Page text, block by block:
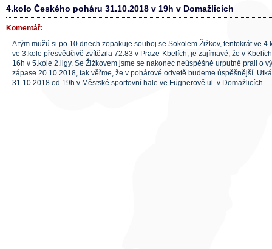
4.kolo Českého poháru 31.10.2018 v 19h v Domažlicích
Komentář:
A tým mužů si po 10 dnech zopakuje souboj se Sokolem Žižkov, tentokrát ve
ve 3.kole přesvědčivě zvítězila 72:83 v Praze-Kbelích, je zajímavé, že v
16h v 5.kole 2.ligy. Se Žižkovem jsme se nakonec neúspěšně urputně prali o
zápase 20.10.2018, tak věřme, že v pohárové odvetě budeme úspěšnější.
31.10.2018 od 19h v Městské sportovní hale ve Fügnerově ul. v Domažlicích.